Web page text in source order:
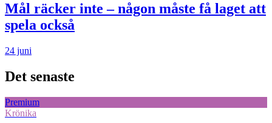
Mål räcker inte – någon måste få laget att
spela också
24 juni
Det senaste
Premium
Krönika